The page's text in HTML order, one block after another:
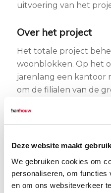
Deze website maakt
We gebruiken cookies om
personaliseren, om functies
en om ons websiteverkeer
uitvoering van het
Over het project
Het totale project
woonblokken. Op het
jarenlang een
om de filialen van de
van alle artikelen.
opgericht in 1910 in
heersende
daar uitgegroeid tot
supermarktketen. Na